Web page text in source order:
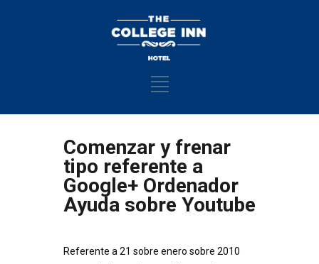
Comenzar y frenar
tipo referente a
Google+ Ordenador
Ayuda sobre Youtube
Referente a 21 sobre enero sobre 2010